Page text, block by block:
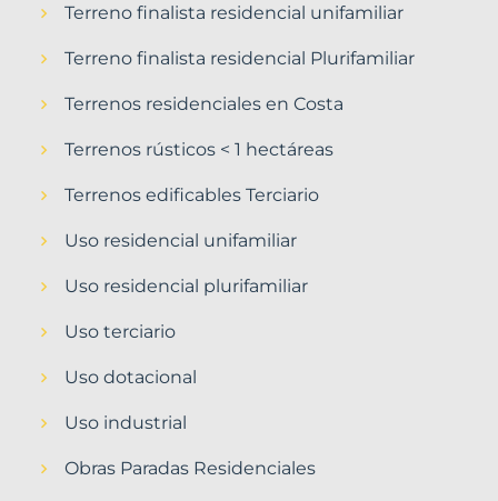
Terreno finalista residencial unifamiliar
Terreno finalista residencial Plurifamiliar
Terrenos residenciales en Costa
Terrenos rústicos < 1 hectáreas
Terrenos edificables Terciario
Uso residencial unifamiliar
Uso residencial plurifamiliar
Uso terciario
Uso dotacional
Uso industrial
Obras Paradas Residenciales